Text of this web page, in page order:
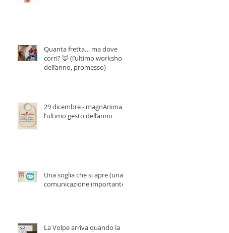
Quanta fretta… ma dove
corri? 🦊 (l’ultimo workshop
dell’anno, promesso)
29 dicembre - magnAnima,
l’ultimo gesto dell’anno
Una soglia che si apre (una
comunicazione importante)
La Volpe arriva quando la